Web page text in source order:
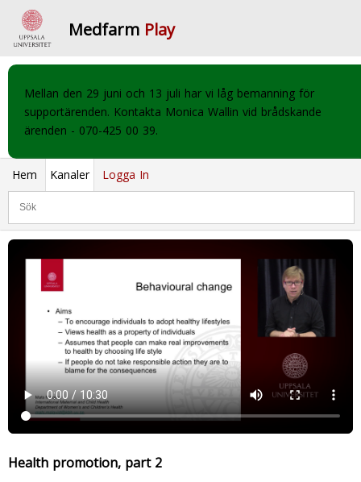
Medfarm Play
Mellan den 29 juni och 13 juli har vi låg bemanning för
supportärenden. Kontakta Monica Wallin vid brådskande
ärenden - 070-425 00 39.
Hem Kanaler Logga In
Health promotion, part 2